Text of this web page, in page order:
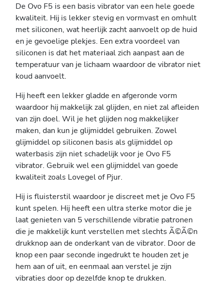
De Ovo F5 is een basis vibrator van een hele goede
kwaliteit. Hij is lekker stevig en vormvast en omhult
met siliconen, wat heerlijk zacht aanvoelt op de huid
en je gevoelige plekjes. Een extra voordeel van
siliconen is dat het materiaal zich aanpast aan de
temperatuur van je lichaam waardoor de vibrator niet
koud aanvoelt.
Hij heeft een lekker gladde en afgeronde vorm
waardoor hij makkelijk zal glijden, en niet zal afleiden
van zijn doel. Wil je het glijden nog makkelijker
maken, dan kun je glijmiddel gebruiken. Zowel
glijmiddel op siliconen basis als glijmiddel op
waterbasis zijn niet schadelijk voor je Ovo F5
vibrator. Gebruik wel een glijmiddel van goede
kwaliteit zoals Lovegel of Pjur.
Hij is fluisterstil waardoor je discreet met je Ovo F5
kunt spelen. Hij heeft een ultra sterke motor die je
laat genieten van 5 verschillende vibratie patronen
die je makkelijk kunt verstellen met slechts Ã©Ã©n
drukknop aan de onderkant van de vibrator. Door de
knop een paar seconde ingedrukt te houden zet je
hem aan of uit, en eenmaal aan verstel je zijn
vibraties door op dezelfde knop te drukken.